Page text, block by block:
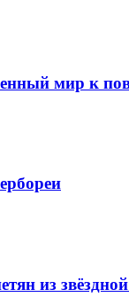
мир к
из